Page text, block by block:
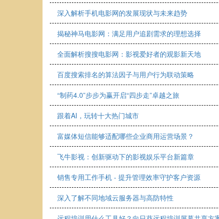
深入解析手机电影网的发展现状与未来趋势
揭秘神马电影网：满足用户追剧需求的理想选择
全面解析搜搜电影网：影视爱好者的观影新天地
百度搜索排名的算法因子与用户行为联动策略
“制药4.0”步步为赢开启“四步走”卓越之旅
跟着AI，玩转十大热门城市
富媒体短信能够适配哪些企业商用运营场景？
飞牛影视：创新驱动下的影视娱乐平台新篇章
销售专用工作手机 - 提升管理效率守护客户资源
深入了解不同地域云服务器与高防特性